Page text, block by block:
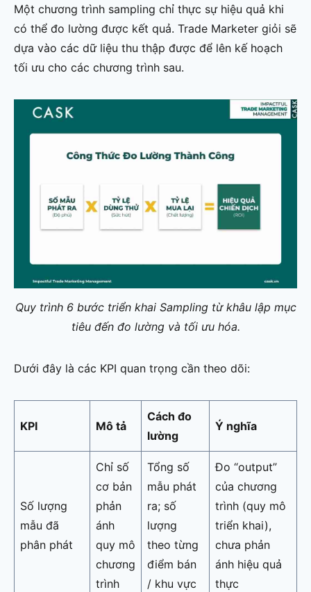
Một chương trình sampling chỉ thực sự hiệu quả khi
có thể đo lường được kết quả. Trade Marketer giỏi sẽ
dựa vào các dữ liệu thu thập được để lên kế hoạch
tối ưu cho các chương trình sau.
Quy trình 6 bước triển khai Sampling từ khâu lập mục
tiêu đến đo lường và tối ưu hóa.
Dưới đây là các KPI quan trọng cần theo dõi:
KPI Mô tả
Cách đo
lường
Ý nghĩa
Số lượng
mẫu đã
phân phát
Chỉ số
cơ bản
phản
ánh
quy mô
chương
trình
Tổng số
mẫu phát
ra; số
lượng
theo từng
điểm bán
/ khu vực
Đo “output”
của chương
trình (quy mô
triển khai),
chưa phản
ánh hiệu quả
thực